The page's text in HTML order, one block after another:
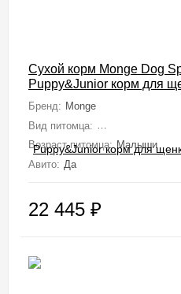
Сухой корм Monge Dog
Puppy&Junior корм для
лосося с рисом 12 кг
Бренд: Monge
Вид питомца: Собаки (Мелкие,
Возраст питомца: Малыши
Авито: Да
22 445 ₽